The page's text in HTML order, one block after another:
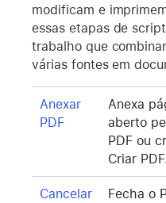
modificam e
essas etapas de
trabalho que
várias fontes em
Anexar
PDF
Anexa
aberto
PDF ou
Criar
Cancelar
Fecha o